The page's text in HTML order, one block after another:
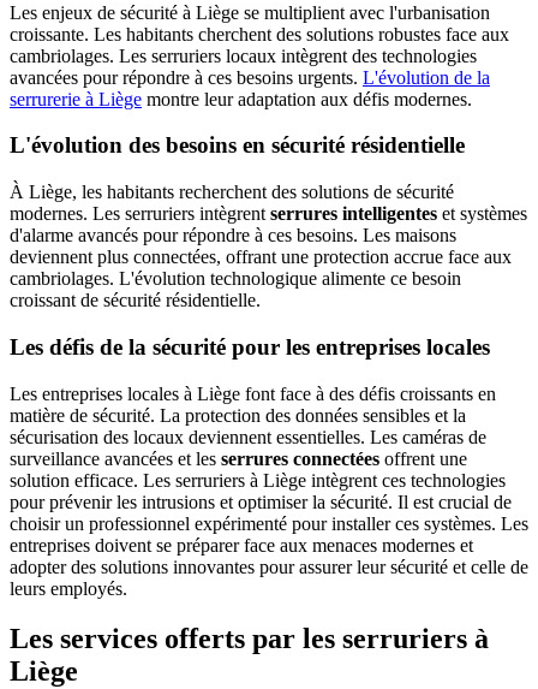
Les enjeux de sécurité à Liège se multiplient avec l'urbanisation
croissante. Les habitants cherchent des solutions robustes face aux
cambriolages. Les serruriers locaux intègrent des technologies
avancées pour répondre à ces besoins urgents. L'évolution de la
serrurerie à Liège montre leur adaptation aux défis modernes.
L'évolution des besoins en sécurité résidentielle
À Liège, les habitants recherchent des solutions de sécurité
modernes. Les serruriers intègrent serrures intelligentes et systèmes
d'alarme avancés pour répondre à ces besoins. Les maisons
deviennent plus connectées, offrant une protection accrue face aux
cambriolages. L'évolution technologique alimente ce besoin
croissant de sécurité résidentielle.
Les défis de la sécurité pour les entreprises locales
Les entreprises locales à Liège font face à des défis croissants en
matière de sécurité. La protection des données sensibles et la
sécurisation des locaux deviennent essentielles. Les caméras de
surveillance avancées et les serrures connectées offrent une
solution efficace. Les serruriers à Liège intègrent ces technologies
pour prévenir les intrusions et optimiser la sécurité. Il est crucial de
choisir un professionnel expérimenté pour installer ces systèmes. Les
entreprises doivent se préparer face aux menaces modernes et
adopter des solutions innovantes pour assurer leur sécurité et celle de
leurs employés.
Les services offerts par les serruriers à
Liège